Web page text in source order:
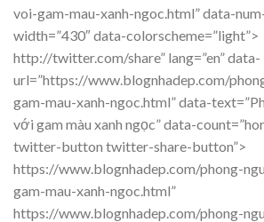
voi-gam-mau-xanh-ngoc.html” data-
width=”430″ data-colorscheme=”light”>
http://twitter.com/share” lang=”en” data-
url=”https://www.blognhadep.com/
gam-mau-xanh-ngoc.html” data-
với gam màu xanh ngọc” data-
twitter-button twitter-share-button”>
https://www.blognhadep.com/phong-
gam-mau-xanh-ngoc.html”
https://www.blognhadep.com/phong-